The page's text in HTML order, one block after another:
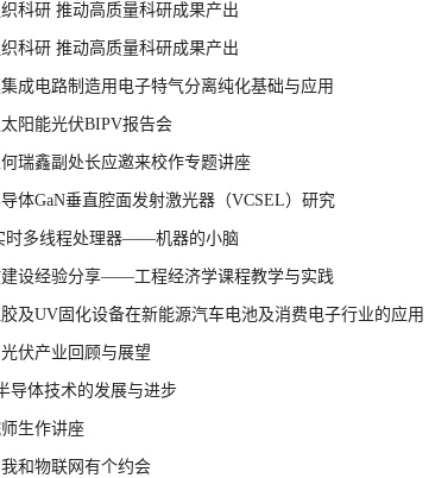
科研 推动高质量科研成果产出
科研 推动高质量科研成果产出
成电路制造用电子特气分离纯化基础与应用
阳能光伏BIPV报告会
瑞鑫副处长应邀来校作专题讲座
体GaN垂直腔面发射激光器（VCSEL）研究
时多线程处理器——机器的小脑
建设经验分享——工程经济学课程教学与实践
胶及UV固化设备在新能源汽车电池及消费电子行业的应用
伏产业回顾与展望
导体技术的发展与进步
生作讲座
和物联网有个约会